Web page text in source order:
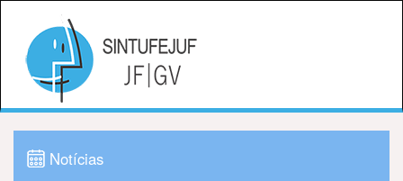
Notícias